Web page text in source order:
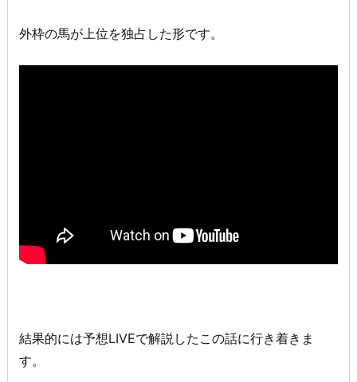
外枠の馬が上位を独占した形です。
結果的には予想LIVEで解説したこの話に行き着きま
す。